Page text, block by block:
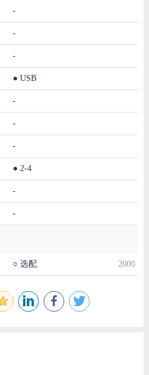
-
-
-
● USB
-
-
-
● 2-4
-
-
○ 选配 2000